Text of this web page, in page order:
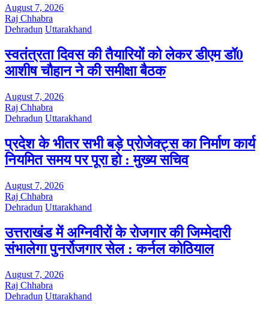
August 7, 2026
Raj Chhabra
Dehradun Uttarakhand
स्वतंत्रता दिवस की तैयारियों को लेकर डीएम डॉ0
आशीष चौहान ने की समीक्षा बैठक
August 7, 2026
Raj Chhabra
Dehradun Uttarakhand
प्रदेश के भीतर सभी बड़े प्रोजेक्ट्स का निर्माण कार्य
नियमित समय पर पूरा हो : मुख्य सचिव
August 7, 2026
Raj Chhabra
Dehradun Uttarakhand
उत्तराखंड में अग्निवीरों के रोजगार की जिम्मेदारी
संभालेगा पुनर्रोजगार सेल : कर्नल कोठियाल
August 7, 2026
Raj Chhabra
Dehradun Uttarakhand